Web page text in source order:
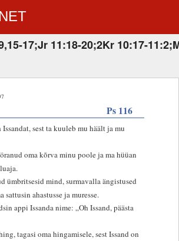
17;Jr 11:18-20;2Kr 10:17-
Ps 116
Issandat, sest ta kuuleb mu häält ja mu
oma kõrva minu poole ja ma hüüan
ümbritsesid mind, surmavalla ängistused
sattusin ahastusse ja muresse.
appi Issanda nime: „Oh Issand, päästa
tagasi oma hingamisele, sest Issand on